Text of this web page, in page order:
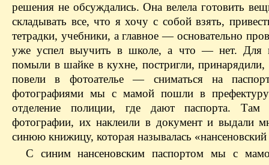
решения не обсуждались. Она велела готовить
складывать все, что я хочу с собой взять,
тетрадки, учебники, а главное — основательно
уже успел выучить в школе, а что — нет. Для
помыли в шайке в кухне, постригли, принарядили,
повели в фотоателье — сниматься на
фотографиями мы с мамой пошли в
отделение полиции, где дают паспорта.
фотографии, их наклеили в документ и выдали
синюю книжицу, которая называлась «нансеновский
С синим нансеновским паспортом мы с